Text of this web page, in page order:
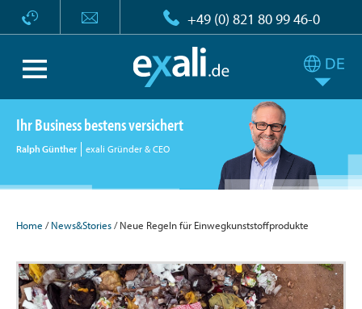
+49 (0) 821 80 99 46-0
Ihr Business bestens versichert
Ralph Günther exali Gründer & CEO
Home /News&Stories/ Neue Regeln für Einwegkunststoffprodukte